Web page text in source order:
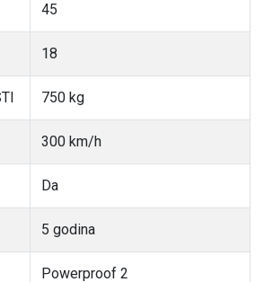
45
18
750 kg
300 km/h
Da
5 godina
Powerproof 2